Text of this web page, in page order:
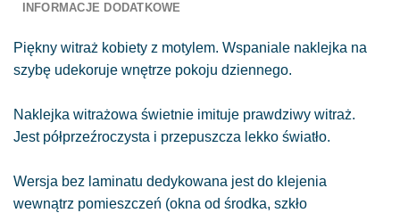
INFORMACJE DODATKOWE
Piękny witraż kobiety z motylem. Wspaniale naklejka na
szybę udekoruje wnętrze pokoju dziennego.
Naklejka witrażowa świetnie imituje prawdziwy witraż.
Jest półprzeźroczysta i przepuszcza lekko światło.
Wersja bez laminatu dedykowana jest do klejenia
wewnątrz pomieszczeń (okna od środka, szkło